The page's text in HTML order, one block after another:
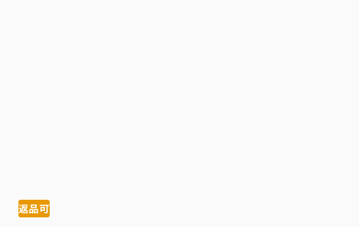
返品可